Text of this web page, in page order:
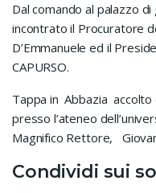
Dal comando al palazzo
incontrato il Procuratore
D’Emmanuele ed il
CAPURSO.
Tappa in Abbazia accolto
presso l’ateneo
Magnifico Rettore,
Condividi sui